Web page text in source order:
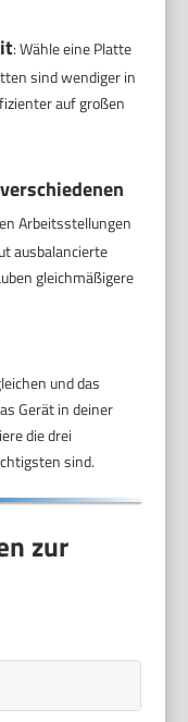
: Wähle eine Platte
sind wendiger in
auf großen
Arbeitsstellungen
ausbalancierte
gleichmäßigere
und das
Gerät in deiner
die drei
sind.
zur